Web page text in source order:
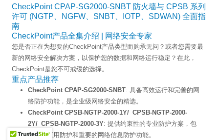
CheckPoint CPAP-SG2000-SNBT 防火墙与 CPSB 系列
许可 (NGTP、NGFW、SNBT、IOTP、SDWAN) 全面指
南
CheckPoint产品全集介绍 | 网络安全专家
您是否正在为想要的CheckPoint产品类型而购承无问？或者您需要最
新的网络安全解决方案，以保护您的数据和网络运行稳定？在此，
CheckPoint是您不可戒缓的选择。
重点产品推荐
CheckPoint CPAP-SG2000-SNBT: 具备高效运行和完善的网
络防护功能，是企业级网络安全的精选。
CheckPoint CPSB-NGTP-2000-1Y/ CPSB-NGTP-2000-
2Y/ CPSB-NGTP-2000-3Y: 提供约束性的专业防护方案，包
括高级应用防护和重要的网络信息防护功能。